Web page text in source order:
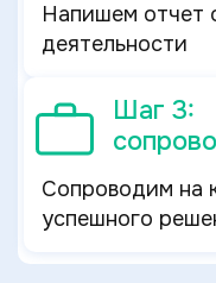
Напишем отчет
деятельности
Шаг 3:
Сопроводим на
успешного